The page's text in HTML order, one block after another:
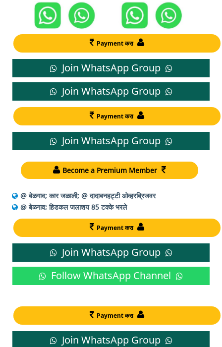
Payment करा
Join WhatsApp Group
Join WhatsApp Group
Payment करा
Join WhatsApp Group
Become a Premium Member
@ बेळगाव; कार जळाली; @ दादाबनहट्टी ओव्हरब्रिजवर
@ बेळगाव; हिडकल जलाशय 85 टक्के भरले
Payment करा
Join WhatsApp Group
Follow WhatsApp Channel
Payment करा
Join WhatsApp Group